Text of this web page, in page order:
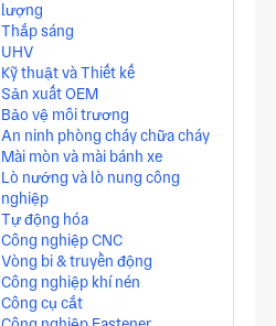
lượng
Thắp sáng
UHV
Kỹ thuật và Thiết kế
Sản xuất OEM
Bảo vệ môi trương
An ninh phòng cháy chữa cháy
Mài mòn và mài bánh xe
Lò nướng và lò nung công
nghiệp
Tự động hóa
Công nghiệp CNC
Vòng bi & truyền động
Công nghiệp khí nén
Công cụ cắt